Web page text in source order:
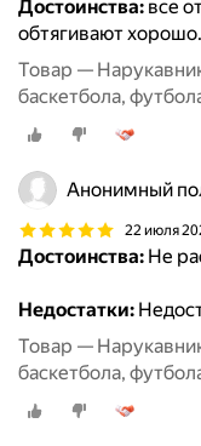
Достоинства: все
обтягивают
Товар —
баскетбола,
пальцев, 2 пары
Анонимный
22 июля
Достоинства: Не
Недостатки:
Товар —
баскетбола,
пальцев, 2 пары